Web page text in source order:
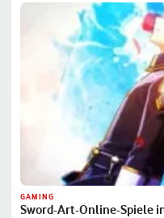
GAMING
Sword-Art-Online-Spiele